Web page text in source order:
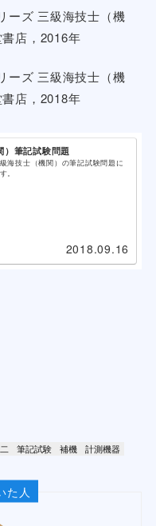
ーズ 三級海技士（機
店，2016年
ーズ 三級海技士（機
店，2018年
）筆記試験問題
海技士（機関）の筆記試験問題に
。
2018.09.16
筆記試験 補機 計測機器
た人